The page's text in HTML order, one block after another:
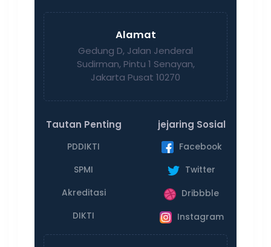
Alamat
Gedung D, Jalan Jenderal
Sudirman, Pintu 1 Senayan,
Jakarta Pusat 10270
Tautan Penting
PDDIKTI
SPMI
Akreditasi
DIKTI
jejaring Sosial
Facebook
Twitter
Dribbble
Instagram